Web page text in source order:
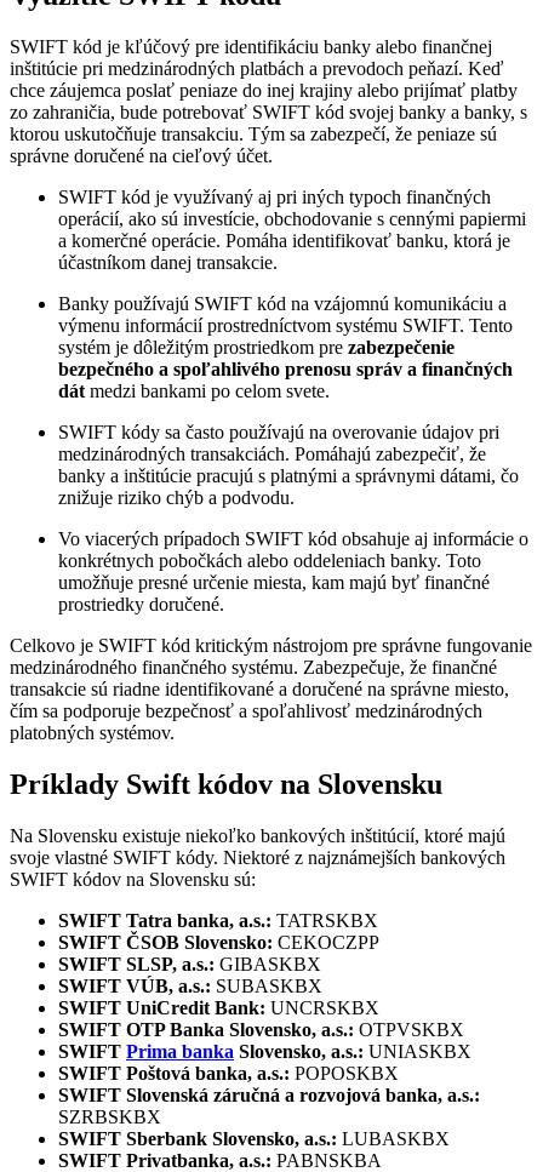
SWIFT kód je kľúčový pre identifikáciu banky alebo finančnej
inštitúcie pri medzinárodných platbách a prevodoch peňazí. Keď
chce záujemca poslať peniaze do inej krajiny alebo prijímať platby
zo zahraničia, bude potrebovať SWIFT kód svojej banky a banky, s
ktorou uskutočňuje transakciu. Tým sa zabezpečí, že peniaze sú
správne doručené na cieľový účet.
SWIFT kód je využívaný aj pri iných typoch finančných
operácií, ako sú investície, obchodovanie s cennými papiermi
a komerčné operácie. Pomáha identifikovať banku, ktorá je
účastníkom danej transakcie.
Banky používajú SWIFT kód na vzájomnú komunikáciu a
výmenu informácií prostredníctvom systému SWIFT. Tento
systém je dôležitým prostriedkom pre zabezpečenie
bezpečného a spoľahlivého prenosu správ a finančných
dát medzi bankami po celom svete.
SWIFT kódy sa často používajú na overovanie údajov pri
medzinárodných transakciách. Pomáhajú zabezpečiť, že
banky a inštitúcie pracujú s platnými a správnymi dátami, čo
znižuje riziko chýb a podvodu.
Vo viacerých prípadoch SWIFT kód obsahuje aj informácie o
konkrétnych pobočkách alebo oddeleniach banky. Toto
umožňuje presné určenie miesta, kam majú byť finančné
prostriedky doručené.
Celkovo je SWIFT kód kritickým nástrojom pre správne fungovanie
medzinárodného finančného systému. Zabezpečuje, že finančné
transakcie sú riadne identifikované a doručené na správne miesto,
čím sa podporuje bezpečnosť a spoľahlivosť medzinárodných
platobných systémov.
Príklady Swift kódov na Slovensku
Na Slovensku existuje niekoľko bankových inštitúcií, ktoré majú
svoje vlastné SWIFT kódy. Niektoré z najznámejších bankových
SWIFT kódov na Slovensku sú:
SWIFT Tatra banka, a.s.: TATRSKBX
SWIFT ČSOB Slovensko: CEKOCZPP
SWIFT SLSP, a.s.: GIBASKBX
SWIFT VÚB, a.s.: SUBASKBX
SWIFT UniCredit Bank: UNCRSKBX
SWIFT OTP Banka Slovensko, a.s.: OTPVSKBX
SWIFT Prima banka Slovensko, a.s.: UNIASKBX
SWIFT Poštová banka, a.s.: POPOSKBX
SWIFT Slovenská záručná a rozvojová banka, a.s.:
SZRBSKBX
SWIFT Sberbank Slovensko, a.s.: LUBASKBX
SWIFT Privatbanka, a.s.: PABNSKBA